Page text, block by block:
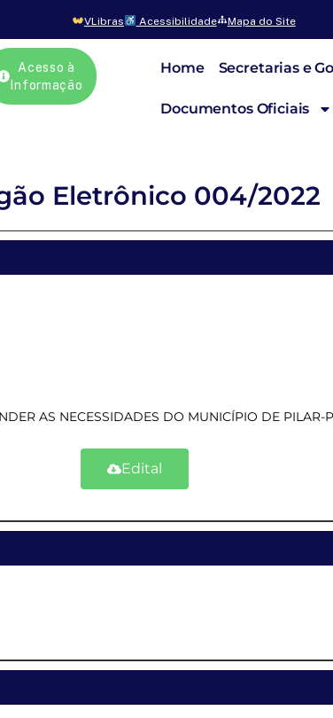
VLibras Acessibilidade Mapa do Site
Acesso à
Informação
Home Secretarias e
Documentos Oficiais
Eletrônico 004/2022
AS NECESSIDADES DO MUNICÍPIO DE PILAR-
Edital